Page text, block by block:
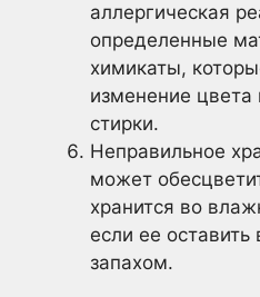
аллергическая
определенные
химикаты,
изменение
стирки.
Неправильное
может
хранится во
если ее
запахом.